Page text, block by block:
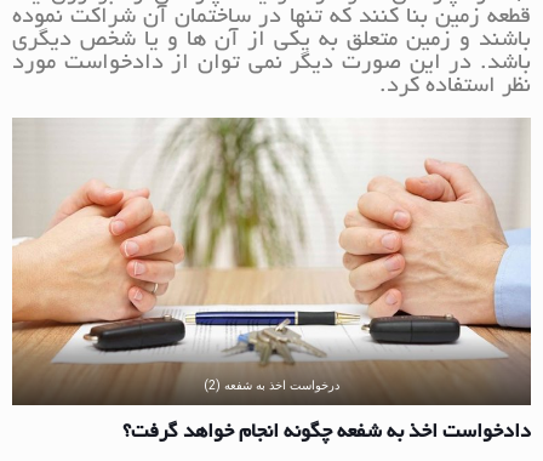
قطعه زمین بنا کنند که تنها در ساختمان آن شراکت نموده
باشند و زمین متعلق به یکی از آن ها و یا شخص دیگری
باشد. در این صورت دیگر نمی توان از دادخواست مورد
نظر استفاده کرد.
درخواست اخذ به شفعه (2)
دادخواست اخذ به شفعه چگونه انجام خواهد گرفت؟